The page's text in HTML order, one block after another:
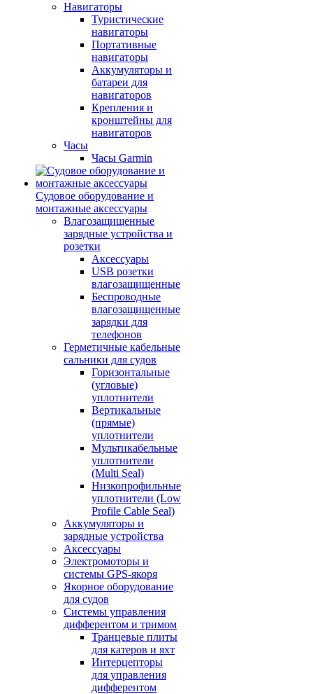
Навигаторы
Туристические
навигаторы
Портативные
навигаторы
Аккумуляторы и
батареи для
навигаторов
Крепления и
кронштейны для
навигаторов
Часы
Часы Garmin
Судовое оборудование и
монтажные аксессуары
Влагозащищенные
зарядные устройства и
розетки
Аксессуары
USB розетки
влагозащищенные
Беспроводные
влагозащищенные
зарядки для
телефонов
Герметичные кабельные
сальники для судов
Горизонтальные
(угловые)
уплотнители
Вертикальные
(прямые)
уплотнители
Мультикабельные
уплотнители
(Multi Seal)
Низкопрофильные
уплотнители (Low
Profile Cable Seal)
Аккумуляторы и
зарядные устройства
Аксессуары
Электромоторы и
системы GPS-якоря
Якорное оборудование
для судов
Системы управления
дифферентом и тримом
Транцевые плиты
для катеров и яхт
Интерцепторы
для управления
дифферентом